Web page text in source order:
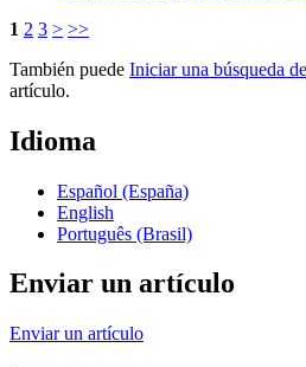
1 2 3 > >>
También puede Iniciar una búsqueda
artículo.
Idioma
Español (España)
English
Português (Brasil)
Enviar un artículo
Enviar un artículo